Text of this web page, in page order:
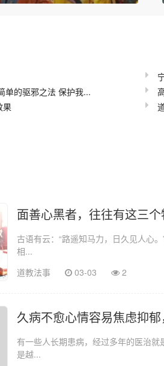
单的驱邪之法 保护我...
果
面善心黑者，往往有这三个
古语有云：“路遥知马力，日久见人心
相...
道教法事
03-03 2
久病不愈心情容易焦虑抑
有一些人长期患病，经过多年的医治
是越...